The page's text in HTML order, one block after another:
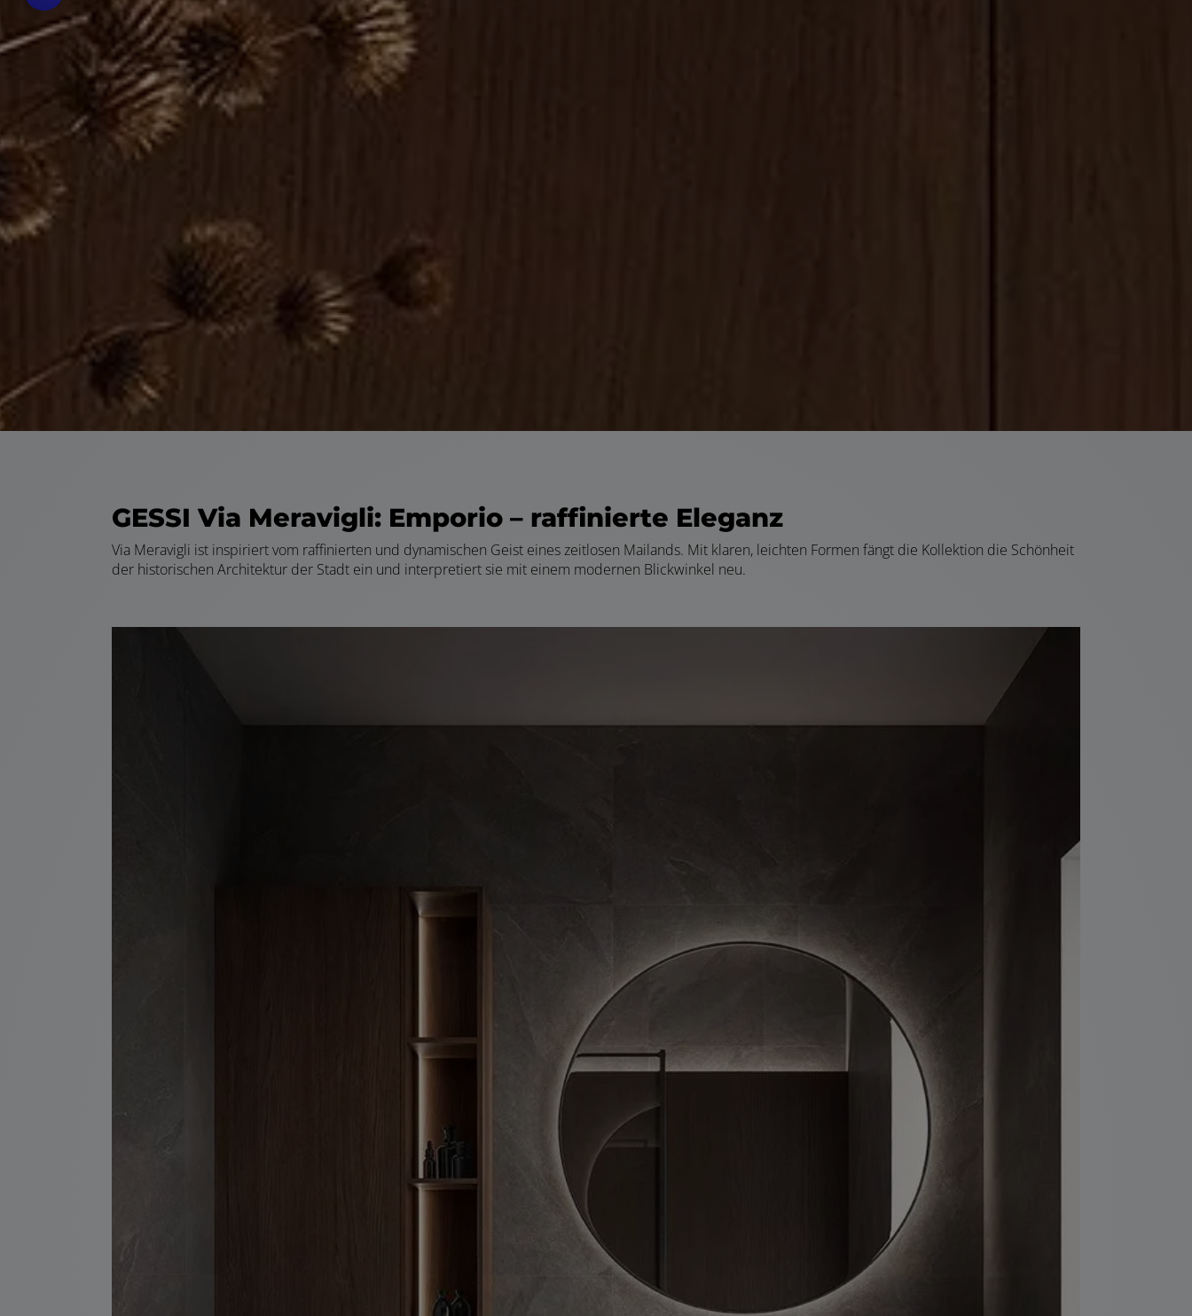
GESSI Via Meravigli: Emporio – raffinierte Eleganz
Via Meravigli ist inspiriert vom raffinierten und dynamischen Geist eines zeitlosen Mailands. Mit klaren, leichten Formen fängt die Kollektion die Schönheit
der historischen Architektur der Stadt ein und interpretiert sie mit einem modernen Blickwinkel neu.